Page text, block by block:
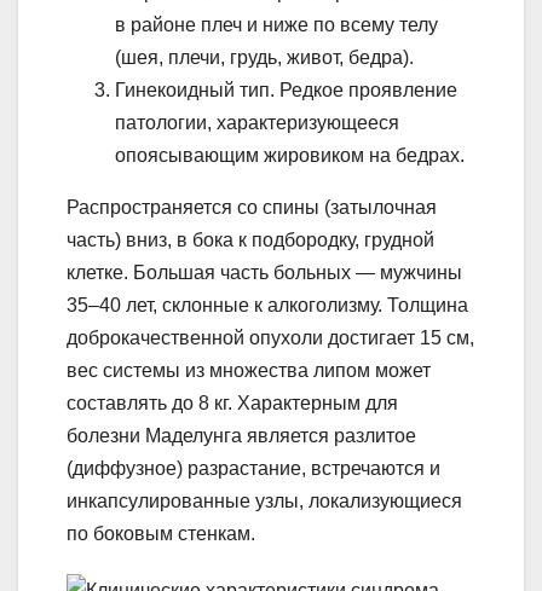
в районе плеч и ниже по всему телу
(шея, плечи, грудь, живот, бедра).
Гинекоидный тип. Редкое проявление
патологии, характеризующееся
опоясывающим жировиком на бедрах.
Распространяется со спины (затылочная
часть) вниз, в бока к подбородку, грудной
клетке. Большая часть больных — мужчины
35–40 лет, склонные к алкоголизму. Толщина
доброкачественной опухоли достигает 15 см,
вес системы из множества липом может
составлять до 8 кг. Характерным для
болезни Маделунга является разлитое
(диффузное) разрастание, встречаются и
инкапсулированные узлы, локализующиеся
по боковым стенкам.